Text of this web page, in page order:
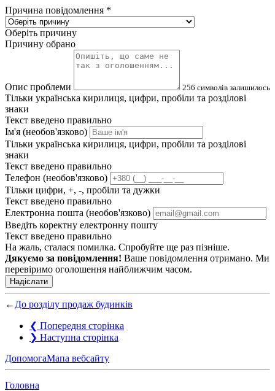
Причина повідомлення *
Оберіть причину
Причину обрано
Опис проблеми 256 символів залишилось
Тільки українська кирилиця, цифри, пробіли та розділові
знаки
Текст введено правильно
Ім'я (необов'язково)
Тільки українська кирилиця, цифри, пробіли та розділові
знаки
Текст введено правильно
Телефон (необов'язково)
Тільки цифри, +, -, пробіли та дужки
Текст введено правильно
Електронна пошта (необов'язково)
Введіть коректну електронну пошту
Текст введено правильно
На жаль, сталася помилка. Спробуйте ще раз пізніше.
Дякуємо за повідомлення! Ваше повідомлення отримано. Ми
перевіримо оголошення найближчим часом.
Надіслати
← До розділу продаж будинків
❮ Попередня сторінка
❯ Наступна сторінка
ДопомогаМапа вебсайту
Головна